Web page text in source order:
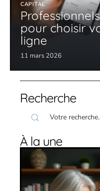
CAPITAL
pour choisir
ligne
11 mars 2026
Recherche
À la une